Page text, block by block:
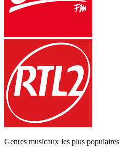
Genres musicaux les plus populaires